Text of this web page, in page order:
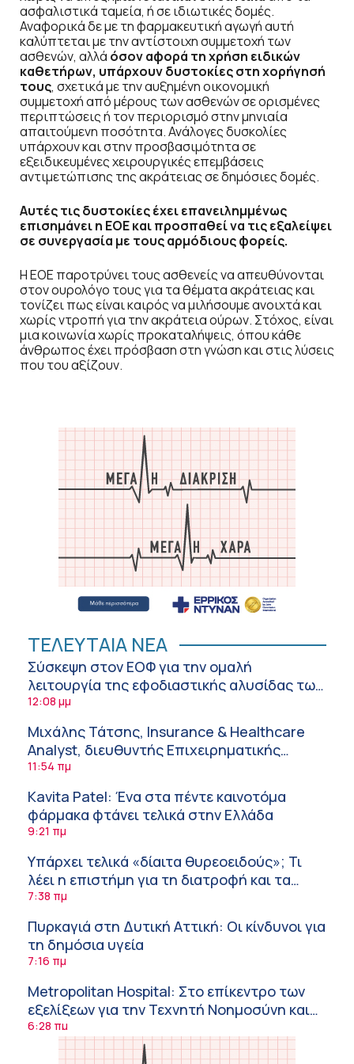
ασφαλιστικά ταμεία, ή σε ιδιωτικές δομές.
Αναφορικά δε με τη φαρμακευτική αγωγή αυτή
καλύπτεται με την αντίστοιχη συμμετοχή των
ασθενών, αλλά όσον αφορά τη χρήση ειδικών
καθετήρων, υπάρχουν δυστοκίες στη χορήγησή
τους, σχετικά με την αυξημένη οικονομική
συμμετοχή από μέρους των ασθενών σε ορισμένες
περιπτώσεις ή τον περιορισμό στην μηνιαία
απαιτούμενη ποσότητα. Ανάλογες δυσκολίες
υπάρχουν και στην προσβασιμότητα σε
εξειδικευμένες χειρουργικές επεμβάσεις
αντιμετώπισης της ακράτειας σε δημόσιες δομές.
Αυτές τιςδυστοκίες έχει επανειλημμένως
επισημάνει η ΕΟΕ και προσπαθεί να τις εξαλείψει
σε συνεργασία με τους αρμόδιους φορείς.
Η ΕΟΕ παροτρύνει τους ασθενείς να απευθύνονται
στον ουρολόγο τους για τα θέματα ακράτειας και
τονίζει πως είναι καιρός να μιλήσουμε ανοιχτά και
χωρίς ντροπή για την ακράτεια ούρων. Στόχος, είναι
μια κοινωνία χωρίς προκαταλήψεις, όπου κάθε
άνθρωπος έχει πρόσβαση στη γνώση και στις λύσεις
που του αξίζουν.
ΤΕΛΕΥΤΑΙΑ ΝΕΑ
Σύσκεψη στον ΕΟΦ για την ομαλή
λειτουργία της εφοδιαστικής αλυσίδας των
φαρμάκων στη διάρκεια του καλοκαιριού
12:08 μμ
Μιχάλης Τάτσης, Insurance & Healthcare
Analyst, διευθυντής Επιχειρηματικής
Ανάπτυξης Ομίλου HHG
11:54 πμ
Kavita Patel: Ένα στα πέντε καινοτόμα
φάρμακα φτάνει τελικά στην Ελλάδα
9:21 πμ
Υπάρχει τελικά «δίαιτα θυρεοειδούς»; Τι
λέει η επιστήμη για τη διατροφή και τα
συμπληρώματα
7:38 πμ
Πυρκαγιά στη Δυτική Αττική: Οι κίνδυνοι για
τη δημόσια υγεία
7:16 πμ
Metropolitan Hospital: Στο επίκεντρο των
εξελίξεων για την Τεχνητή Νοημοσύνη και
την Ογκολογία
6:28 πμ
Παύλος Γιαννακόπουλος – ΒΙΑΝΕΞ